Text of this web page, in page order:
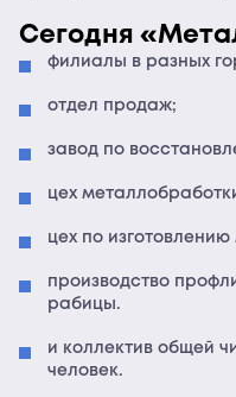
Сегодня
филиалы в разных
отдел продаж;
завод по
цех
цех по
производство
рабицы.
и коллектив общей
человек.